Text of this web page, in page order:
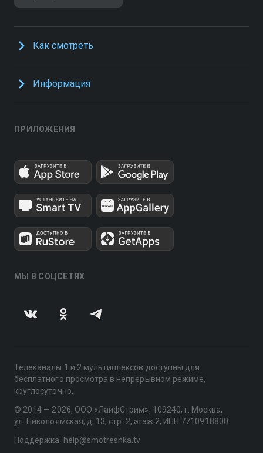
Как смотреть
Информация
ПРИЛОЖЕНИЯ
МЫ В СОЦСЕТЯХ
Телеканалы 1 и 2 мультиплексов доступны для
бесплатного просмотра в непрерывном режиме,
круглосуточно.
© 2014 — 2026, ООО «ЛайфСтрим», 109240, г. Москва,
ул. Николоямская, д. 13, стр. 2, этаж 2, ИНН 7710918800
Поддержка: help@smotreshka.tv